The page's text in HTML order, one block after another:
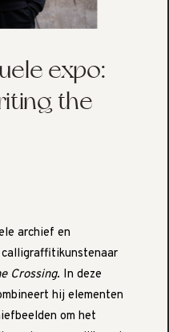
expo:
the
archief en
calligraffitikunstenaar
Crossing. In deze
hij elementen
om het